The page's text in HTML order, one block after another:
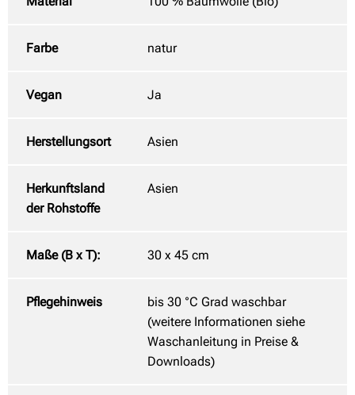
Farbe natur
Vegan Ja
Herstellungsort Asien
Herkunftsland
der Rohstoffe
Asien
Maße (B x T): 30 x 45 cm
Pflegehinweis
bis 30 °C Grad waschbar
(weitere Informationen siehe
Waschanleitung in Preise &
Downloads)